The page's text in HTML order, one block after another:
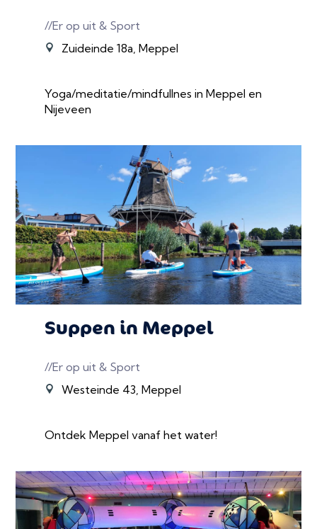
//Er op uit & Sport
Zuideinde 18a, Meppel
Yoga/meditatie/mindfullnes in Meppel en
Nijeveen
Suppen in Meppel
//Er op uit & Sport
Westeinde 43, Meppel
Ontdek Meppel vanaf het water!